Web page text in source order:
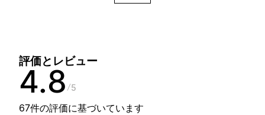
評価とレビュー
4.8 5
67件の評価に基づいています